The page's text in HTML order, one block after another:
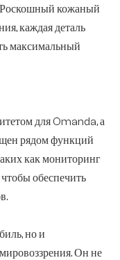
кожаный
каждая деталь
максимальный
для Omanda, а
рядом функций
как мониторинг
обеспечить
но и
Он не